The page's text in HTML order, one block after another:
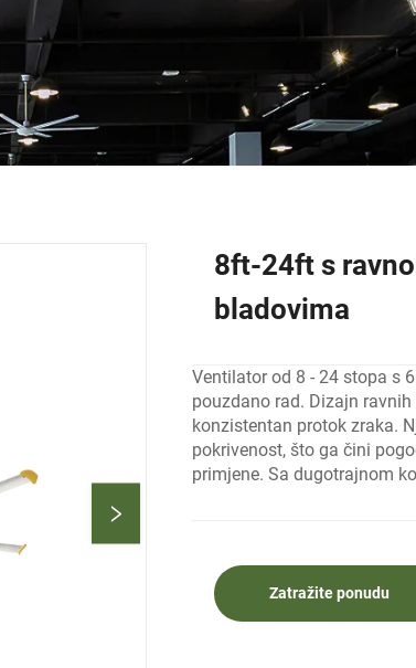
8ft-24ft s
bladovima
Ventilator od 8 - 24 stopa s
pouzdano rad. Dizajn
konzistentan protok zraka.
pokrivenost, što ga čini
primjene. Sa dugotrajnom
Zatražite ponudu